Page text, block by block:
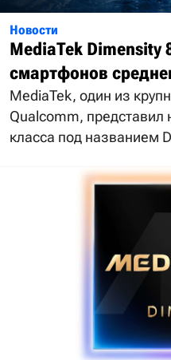
Новости
MediaTek Dimensity
смартфонов
MediaTek, один из
Qualcomm, представил
класса под названием